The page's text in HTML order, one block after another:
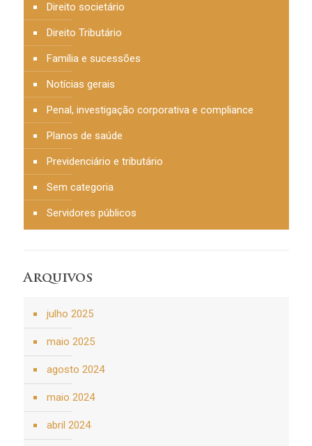
Direito societário
Direito Tributário
Família e sucessões
Notícias gerais
Penal, investigação corporativa e compliance
Planos de saúde
Previdenciário e tributário
Sem categoria
Servidores públicos
Arquivos
julho 2025
maio 2025
agosto 2024
maio 2024
abril 2024